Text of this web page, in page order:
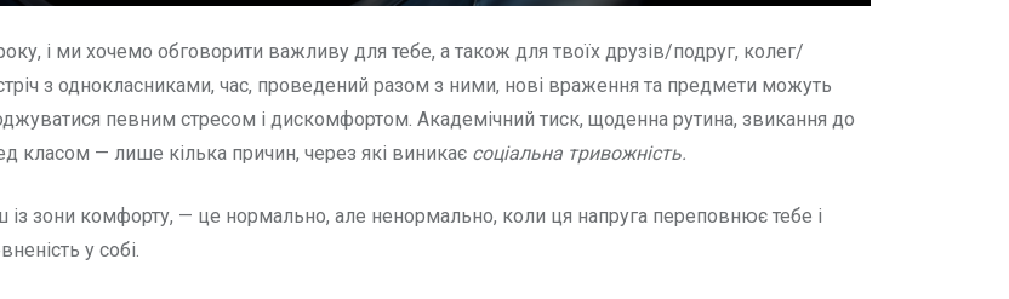
і ми хочемо обговорити важливу для тебе, а також для твоїх друзів/подруг, колег/
з однокласниками, час, проведений разом з ними, нові враження та предмети можуть
певним стресом і дискомфортом. Академічний тиск, щоденна рутина, звикання до
класом — лише кілька причин, через які виникає соціальна тривожність.
із зони комфорту, — це нормально, але ненормально, коли ця напруга переповнює тебе і
у собі.